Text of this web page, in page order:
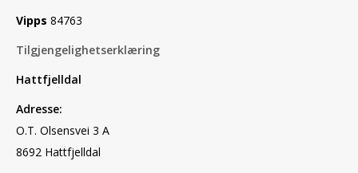
Vipps 84763
Tilgjengelighetserklæring
Hattfjelldal
Adresse:
O.T. Olsensvei 3 A
8692 Hattfjelldal